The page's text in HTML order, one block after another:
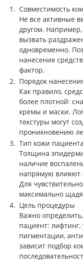
Совместимость
Не все активные
другом.
вызвать
одновременно.
нанесения
фактор.
Порядок
Как правило,
более плотной:
кремы и маски.
текстуры могут
проникновению
Тип кожи пациента
Толщина
наличие
напрямую влияют
Для
максимально
Цель процедуры
Важно
пациент:
пигментации,
зависит подбор